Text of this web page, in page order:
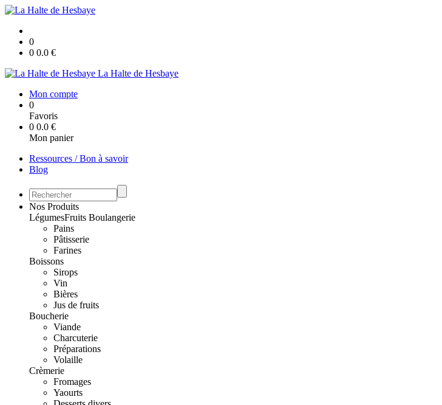
0
0 0.0 €
La Halte de Hesbaye
Mon compte
0
Favoris
0 0.0 €
Mon panier
Ressources / Bon à savoir
Blog
Nos Produits
LégumesFruits Boulangerie
Pains
Pâtisserie
Farines
Boissons
Sirops
Vin
Bières
Jus de fruits
Boucherie
Viande
Charcuterie
Préparations
Volaille
Crèmerie
Fromages
Yaourts